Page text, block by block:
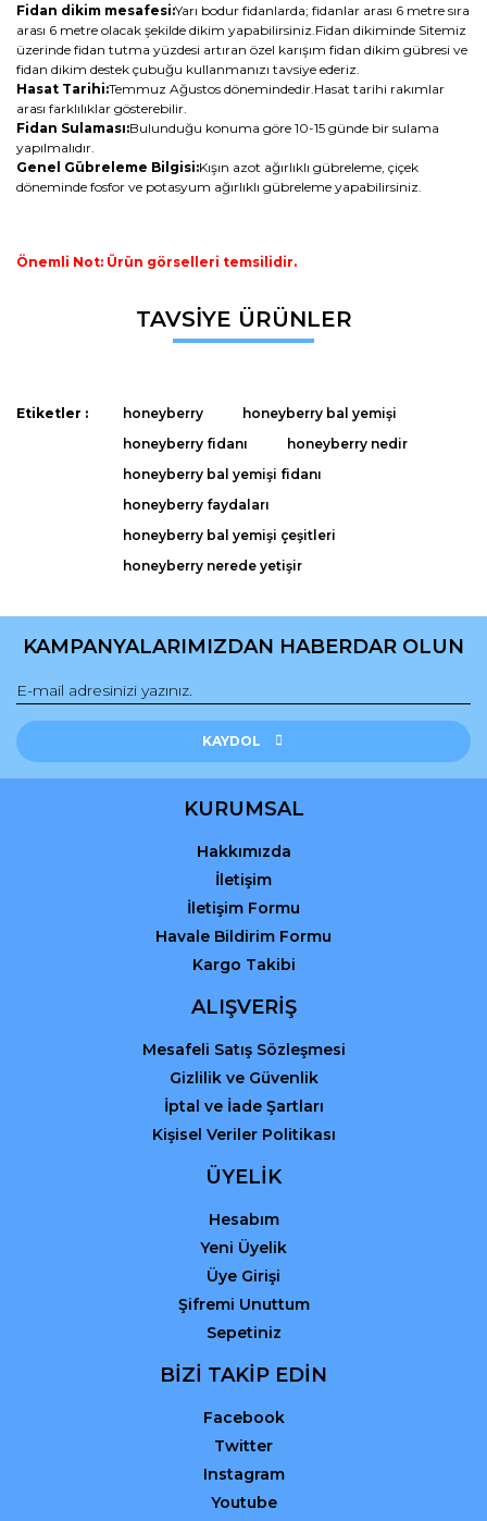
Fidan dikim mesafesi:Yarı bodur fidanlarda; fidanlar arası 6 metre sıra
arası 6 metre olacak şekilde dikim yapabilirsiniz.Fidan dikiminde Sitemiz
üzerinde fidan tutma yüzdesi artıran özel karışım fidan dikim gübresi ve
fidan dikim destek çubuğu kullanmanızı tavsiye ederiz.
Hasat Tarihi:Temmuz Ağustos dönemindedir.Hasat tarihi rakımlar
arası farklılıklar gösterebilir.
Fidan Sulaması:Bulunduğu konuma göre 10-15 günde bir sulama
yapılmalıdır.
Genel Gübreleme Bilgisi:Kışın azot ağırlıklı gübreleme, çiçek
döneminde fosfor ve potasyum ağırlıklı gübreleme yapabilirsiniz.
Önemli Not: Ürün görselleri temsilidir.
Bu ürüne ilk yorumu siz yapın!
Yorum Yaz
Bu ürünün fiyat bilgisi, resim, ürün açıklamalarında ve diğer
konularda yetersiz gördüğünüz noktaları öneri formunu
TAVSİYE ÜRÜNLER
Etiketler : honeyberry
honeyberry bal yemişi
honeyberry fidanı
honeyberry nedir
honeyberry bal yemişi fidanı
honeyberry faydaları
honeyberry bal yemişi çeşitleri
honeyberry nerede yetişir
KAMPANYALARIMIZDAN HABERDAR OLUN
KAYDOL
KURUMSAL
Hakkımızda
İletişim
İletişim Formu
Havale Bildirim Formu
Kargo Takibi
ALIŞVERİŞ
Mesafeli Satış Sözleşmesi
Gizlilik ve Güvenlik
İptal ve İade Şartları
Kişisel Veriler Politikası
ÜYELİK
Hesabım
Yeni Üyelik
Üye Girişi
Şifremi Unuttum
Sepetiniz
BİZİ TAKİP EDİN
Facebook
Twitter
Instagram
Youtube